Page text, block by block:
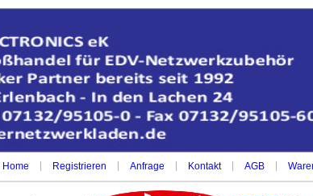
Home Registrieren Anfrage Kontakt AGB